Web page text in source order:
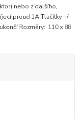
nebo z dalšího,
proud 1A Tlačítky +/-
Rozměry: 110 x 88